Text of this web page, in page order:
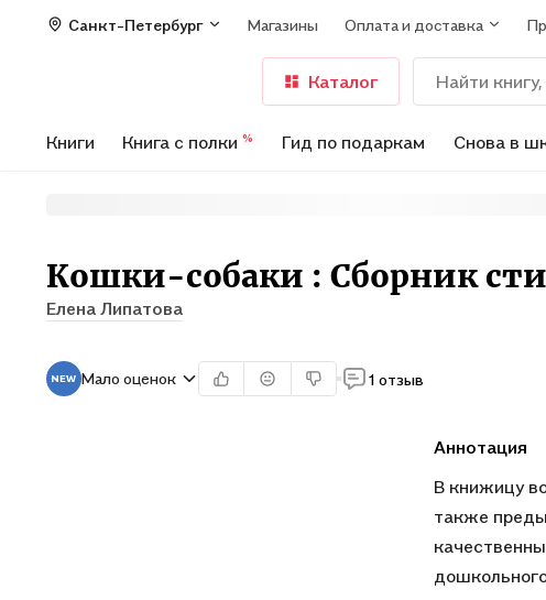
Санкт-Петербург Магазины Оплата и доставка
Каталог
Книги Книга с полки % Гид по подаркам Снова в
Кошки-собаки : Сборник
Елена Липатова
Мало оценок 1 отзыв
Аннотация
В книжицу
также
дошкольного